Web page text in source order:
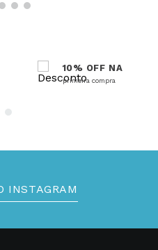
10% OFF NA
primeira compra
INSTAGRAM